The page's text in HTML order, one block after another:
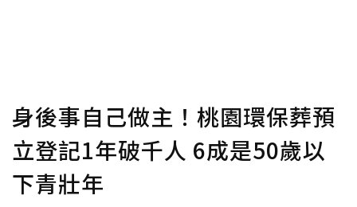
身後事自己做主！桃園環保葬預
立登記1年破千人 6成是50歲以
下青壯年